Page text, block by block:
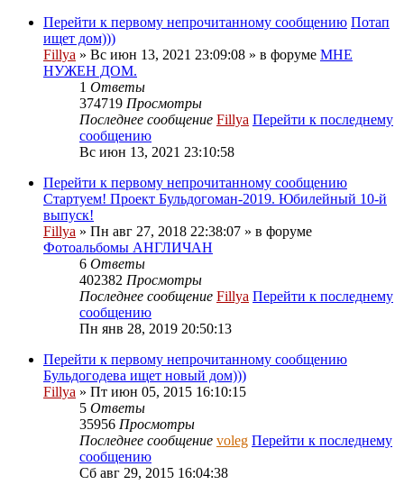
Перейти к первому непрочитанному сообщению Потап
ищет дом)))
Fillya » Вс июн 13, 2021 23:09:08 » в форуме МНЕ
НУЖЕН ДОМ.
1 Ответы
374719 Просмотры
Последнее сообщение Fillya Перейти к последнему
сообщению
Вс июн 13, 2021 23:10:58
Перейти к первому непрочитанному сообщению
Стартуем! Проект Бульдогоман-2019. Юбилейный 10-й
выпуск!
Fillya » Пн авг 27, 2018 22:38:07 » в форуме
Фотоальбомы АНГЛИЧАН
6 Ответы
402382 Просмотры
Последнее сообщение Fillya Перейти к последнему
сообщению
Пн янв 28, 2019 20:50:13
Перейти к первому непрочитанному сообщению
Бульдогодева ищет новый дом)))
Fillya » Пт июн 05, 2015 16:10:15
5 Ответы
35956 Просмотры
Последнее сообщение voleg Перейти к последнему
сообщению
Сб авг 29, 2015 16:04:38